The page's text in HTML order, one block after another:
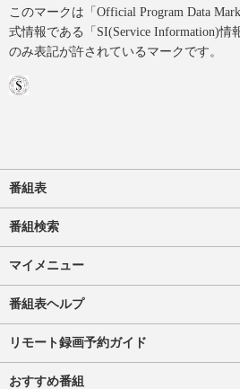
このマークは「Official Program Data
式情報である「SI(Service Information)情
のみ表記が許されているマークです。
番組表
番組検索
マイメニュー
番組表ヘルプ
リモート録画予約ガイド
おすすめ番組